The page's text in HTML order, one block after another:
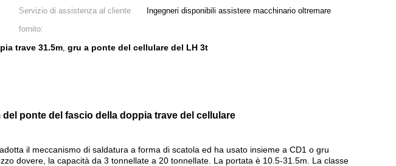
Servizio di assistenza al cliente
fornito:
Ingegneri disponibili assistere macchinario oltremare
trave 31.5m, gru a ponte del cellulare del LH 3t
ponte del fascio della doppia trave del cellulare
il meccanismo di saldatura a forma di scatola ed ha usato insieme a CD1 o gru
dovere, la capacità da 3 tonnellate a 20 tonnellate. La portata è 10.5-31.5m. La classe